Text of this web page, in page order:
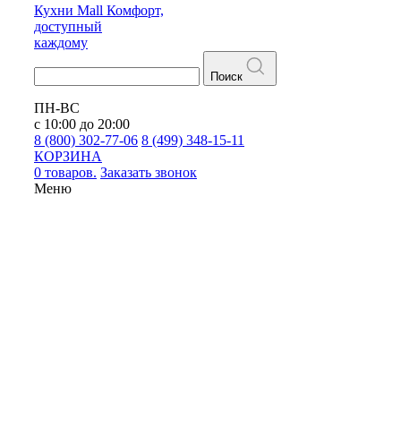
Кухни Mall Комфорт,
доступный
каждому
Поиск
ПН-ВС
с 10:00 до 20:00
8 (800) 302-77-06 8 (499) 348-15-11
КОРЗИНА
0 товаров. Заказать звонок
Меню